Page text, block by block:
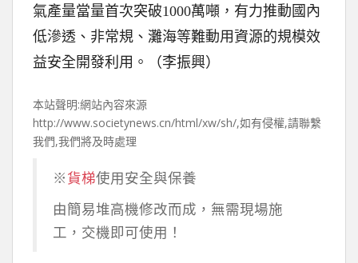
氣產量當量首次突破1000萬噸，有力推動國內
低滲透、非常規、灘海等難動用資源的規模效
益安全開發利用。（李振興）
本站聲明:網站內容來源
http://www.societynews.cn/html/xw/sh/,如有侵權,請聯繫
我們,我們將及時處理
※貨梯使用安全與保養
由簡易堆高機修改而成，無需現場施
工，交機即可使用！